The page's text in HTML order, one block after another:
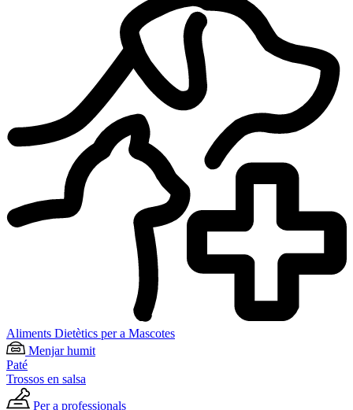
Aliments Dietètics per a Mascotes
Menjar humit
Paté
Trossos en salsa
Per a professionals